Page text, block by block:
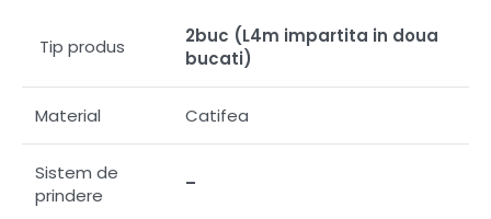
Tip produs
2buc (L4m impartita in doua
bucati)
Material Catifea
Sistem de
prindere
–